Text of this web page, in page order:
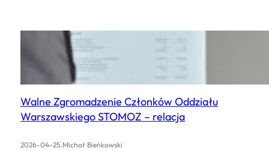
Walne Zgromadzenie Członków Oddziału
Warszawskiego STOMOZ – relacja
2026-04-25.Michał Bieńkowski